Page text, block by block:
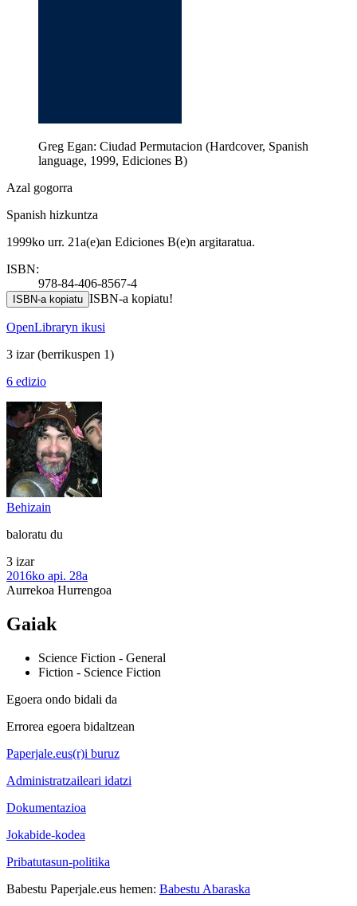
Greg Egan: Ciudad Permutacion (Hardcover, Spanish
language, 1999, Ediciones B)
Azal gogorra
Spanish hizkuntza
1999ko urr. 21a(e)an Ediciones B(e)n argitaratua.
ISBN:
978-84-406-8567-4
ISBN-a kopiatu ISBN-a kopiatu!
OpenLibraryn ikusi
3 izar(berrikuspen 1)
6 edizio
Behizain
baloratu du
3 izar
2016ko api. 28a
Aurrekoa Hurrengoa
Gaiak
Science Fiction - General
Fiction - Science Fiction
Egoera ondo bidali da
Errorea egoera bidaltzean
Paperjale.eus(r)i buruz
Administratzaileari idatzi
Dokumentazioa
Jokabide-kodea
Pribatutasun-politika
Babestu Paperjale.eus hemen: Babestu Abaraska